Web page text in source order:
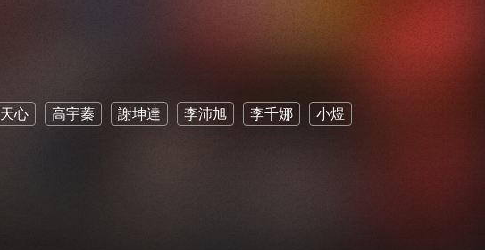
天心 高宇蓁 謝坤達 李沛旭 李千娜 小煜